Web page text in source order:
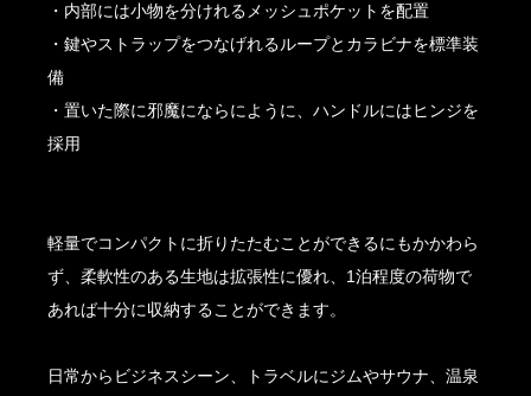
・内部には小物を分けれるメッシュポケットを配置
・鍵やストラップをつなげれるループとカラビナを標準装
備
・置いた際に邪魔にならにように、ハンドルにはヒンジを
採用
軽量でコンパクトに折りたたむことができるにもかかわら
ず、柔軟性のある生地は拡張性に優れ、1泊程度の荷物で
あれば十分に収納することができます。
日常からビジネスシーン、トラベルにジムやサウナ、温泉